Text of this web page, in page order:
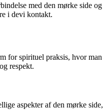
med den mørke side
i devi kontakt.
for spirituel praksis, hvor
respekt.
aspekter af den mørke